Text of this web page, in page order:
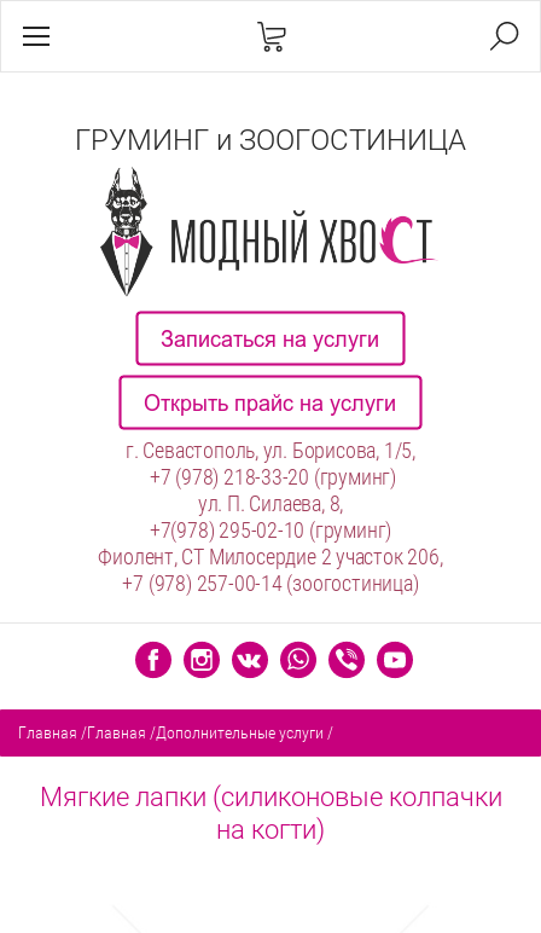
ГРУМИНГ и ЗООГОСТИНИЦА
г. Севастополь, ул. Борисова, 1/5,
+7 (978) 218-33-20 (груминг)
ул. П. Силаева, 8,
+7(978) 295-02-10 (груминг)
Фиолент, СТ Милосердие 2 участок 206,
+7 (978) 257-00-14(зоогостиница)
Главная /Главная /Дополнительные услуги /
Мягкие лапки (силиконовые колпачки
на когти)